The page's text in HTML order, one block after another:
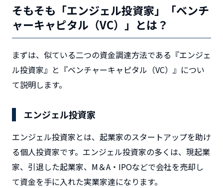
そもそも「エンジェル投資家」「ベンチ
ャーキャピタル（VC）」とは？
まずは、似ている二つの資金調達方法である『エンジェ
ル投資家』と『ベンチャーキャピタル（VC）』につい
て説明します。
エンジェル投資家
エンジェル投資家とは、起業家のスタートアップを助け
る個人投資家です。エンジェル投資家の多くは、現起業
家、引退した起業家、M＆A・IPOなどで会社を売却し
て資金を手に入れた実業家達になります。